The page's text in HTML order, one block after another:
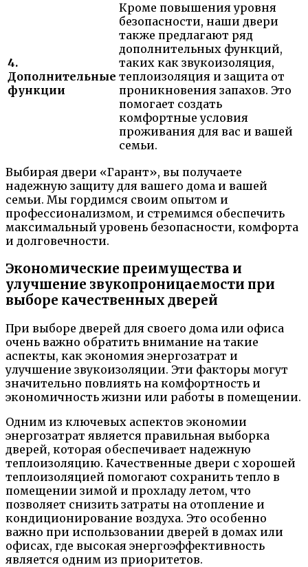
4.
Дополнительные
функции
Кроме повышения уровня
безопасности, наши двери
также предлагают ряд
дополнительных функций,
таких как звукоизоляция,
теплоизоляция и защита от
проникновения запахов. Это
помогает создать
комфортные условия
проживания для вас и вашей
семьи.
Выбирая двери «Гарант», вы получаете
надежную защиту для вашего дома и вашей
семьи. Мы гордимся своим опытом и
профессионализмом, и стремимся обеспечить
максимальный уровень безопасности, комфорта
и долговечности.
Экономические преимущества и
улучшение звукопроницаемости при
выборе качественных дверей
При выборе дверей для своего дома или офиса
очень важно обратить внимание на такие
аспекты, как экономия энергозатрат и
улучшение звукоизоляции. Эти факторы могут
значительно повлиять на комфортность и
экономичность жизни или работы в помещении.
Одним из ключевых аспектов экономии
энергозатрат является правильная выборка
дверей, которая обеспечивает надежную
теплоизоляцию. Качественные двери с хорошей
теплоизоляцией помогают сохранить тепло в
помещении зимой и прохладу летом, что
позволяет снизить затраты на отопление и
кондиционирование воздуха. Это особенно
важно при использовании дверей в домах или
офисах, где высокая энергоэффективность
является одним из приоритетов.